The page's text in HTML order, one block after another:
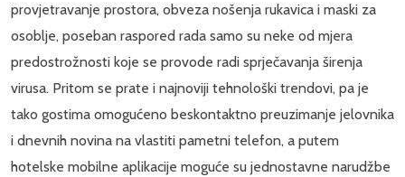
provjetravanje prostora, obveza nošenja rukavica i maski za
osoblje, poseban raspored rada samo su neke od mjera
predostrožnosti koje se provode radi sprječavanja širenja
virusa. Pritom se prate i najnoviji tehnološki trendovi, pa je
tako gostima omogućeno beskontaktno preuzimanje jelovnika
i dnevnih novina na vlastiti pametni telefon, a putem
hotelske mobilne aplikacije moguće su jednostavne narudžbe